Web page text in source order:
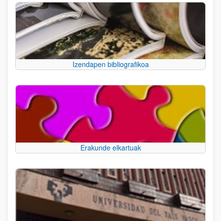
Izendapen bibliografikoa
Erakunde elkartuak